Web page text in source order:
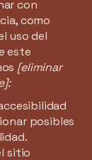
con
como
uso del
este
[eliminar
posibles
sitio